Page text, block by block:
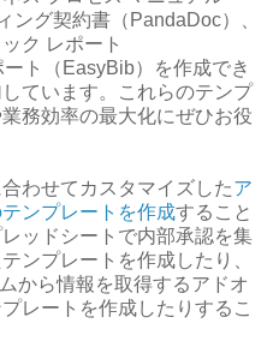
ング契約書（PandaDoc）、
ク レポート
ート（EasyBib）を作成でき
ています。これらのテンプ
務効率の最大化にぜひお役
わせてカスタマイズしたア
ンプレートを作成すること
ッドシートで内部承認を集
ンプレートを作成したり、
から情報を取得するアドオ
レートを作成したりするこ